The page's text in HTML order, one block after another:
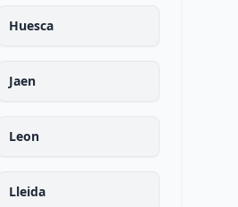
Huesca
Jaen
Leon
Lleida